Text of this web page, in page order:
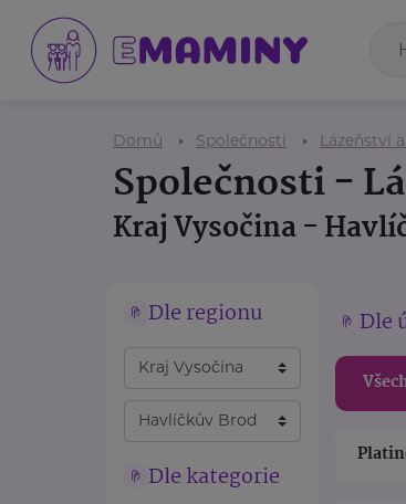
Domů Společnosti Lázeňství
Společnosti -
Kraj Vysočina -
Dle regionu
Dle kategorie
Dle